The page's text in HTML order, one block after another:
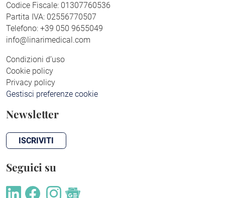
Codice Fiscale: 01307760536
Partita IVA: 02556770507
Telefono: +39 050 9655049
info@linarimedical.com
Condizioni d’uso
Cookie policy
Privacy policy
Gestisci preferenze cookie
Newsletter
ISCRIVITI
Seguici su